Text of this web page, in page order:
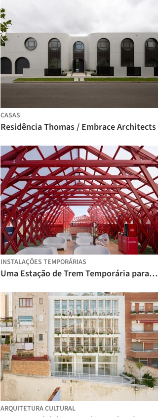
CASAS
Residência Thomas / Embrace Architects
INSTALAÇÕES TEMPORÁRIAS
Uma Estação de Trem Temporária para o Roskilde Festival / Royal Danish Academy
ARQUITETURA CULTURAL